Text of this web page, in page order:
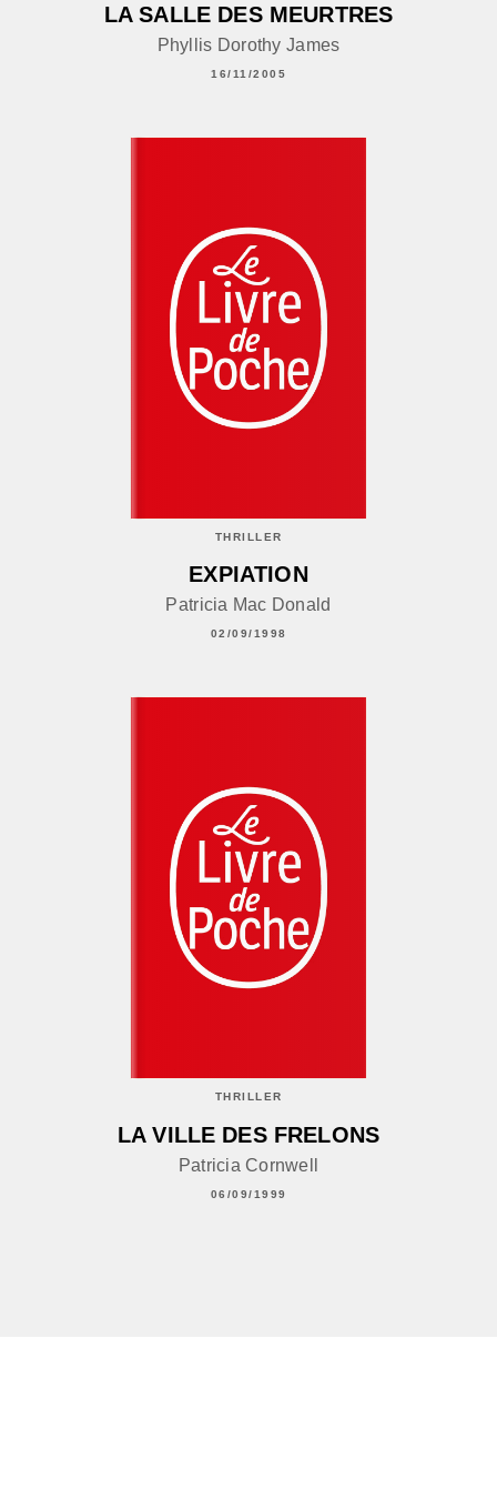
LA SALLE DES MEURTRES
Phyllis Dorothy James
16/11/2005
THRILLER
EXPIATION
Patricia Mac Donald
02/09/1998
THRILLER
LA VILLE DES FRELONS
Patricia Cornwell
06/09/1999